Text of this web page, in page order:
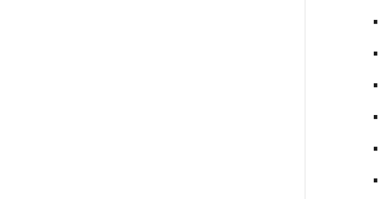
•
•
•
•
•
•